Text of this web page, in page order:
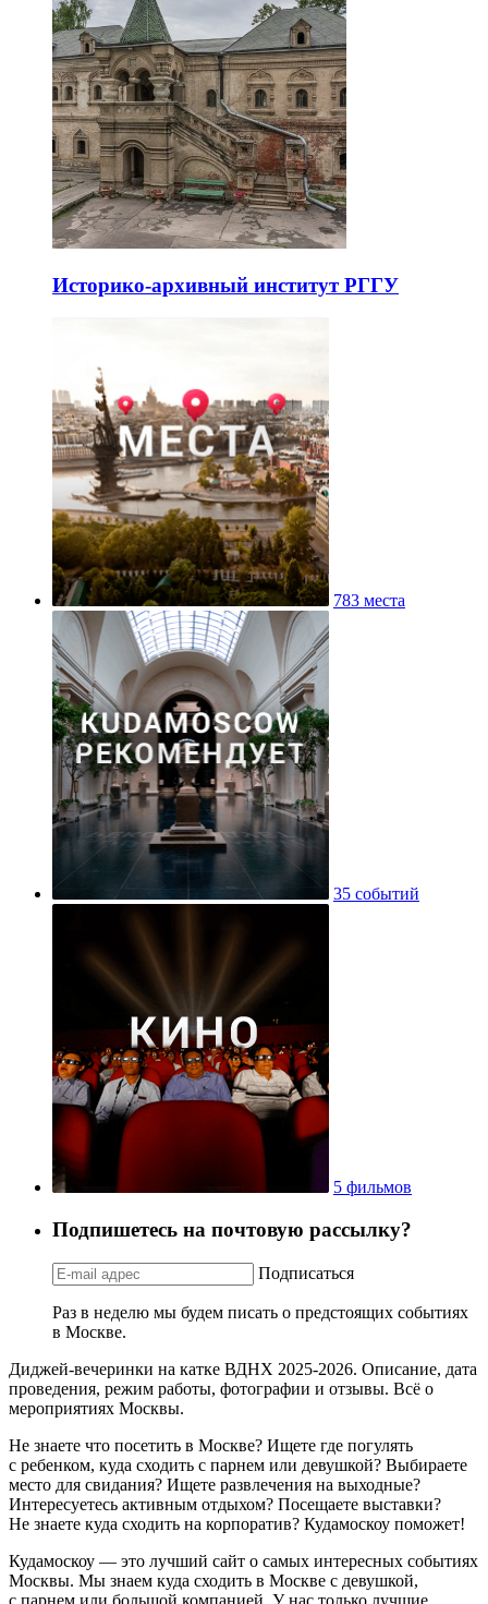
Историко-архивный институт РГГУ
783 места
35 событий
5 фильмов
Подпишетесь на почтовую рассылку?
Подписаться
Раз в неделю мы будем писать о предстоящих событиях
в Москве.
Диджей-вечеринки на катке ВДНХ 2025-2026. Описание, дата
проведения, режим работы, фотографии и отзывы. Всё о
мероприятиях Москвы.
Не знаете что посетить в Москве? Ищете где погулять
с ребенком, куда сходить с парнем или девушкой? Выбираете
место для свидания? Ищете развлечения на выходные?
Интересуетесь активным отдыхом? Посещаете выставки?
Не знаете куда сходить на корпоратив? Кудамоскоу поможет!
Кудамоскоу — это лучший сайт о самых интересных событиях
Москвы. Мы знаем куда сходить в Москве с девушкой,
с парнем или большой компанией. У нас только лучшие